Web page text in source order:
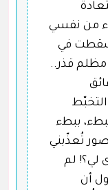
من نفسي
سقطت في
قذر..
ببطء
تُعذّبني
لي؟! لم
أن